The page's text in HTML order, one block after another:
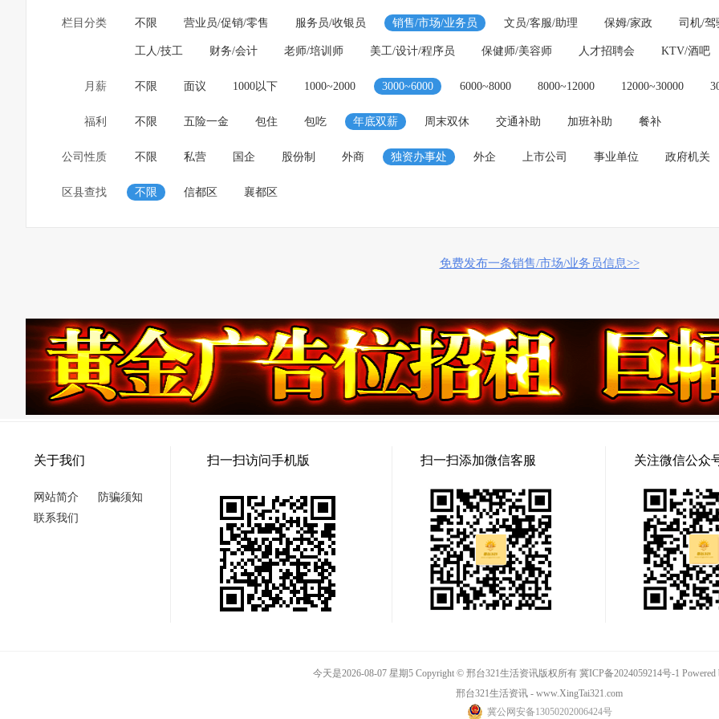
栏目分类 不限 营业员/促销/零售 服务员/收银员 销售/市场/业务员 文员/客服/助理 保姆/家政 司机/驾
工人/技工 财务/会计 老师/培训师 美工/设计/程序员 保健师/美容师 人才招聘会 KTV/酒吧
月薪 不限 面议 1000以下 1000~2000 3000~6000 6000~8000 8000~12000 12000~30000
福利 不限 五险一金 包住 包吃 年底双薪 周末双休 交通补助 加班补助 餐补
公司性质 不限 私营 国企 股份制 外商 独资办事处 外企 上市公司 事业单位 政府机关
区县查找 不限 信都区 襄都区
免费发布一条销售/市场/业务员信息>>
关于我们
网站简介
防骗须知
联系我们
扫一扫访问手机版 扫一扫添加微信客服 关注微信公众
今天是2026-08-07 星期5 Copyright © 邢台321生活资讯版权所有 冀ICP备2024059214号-1
邢台321生活资讯 - www.XingTai321.com
冀公网安备13050202006424号